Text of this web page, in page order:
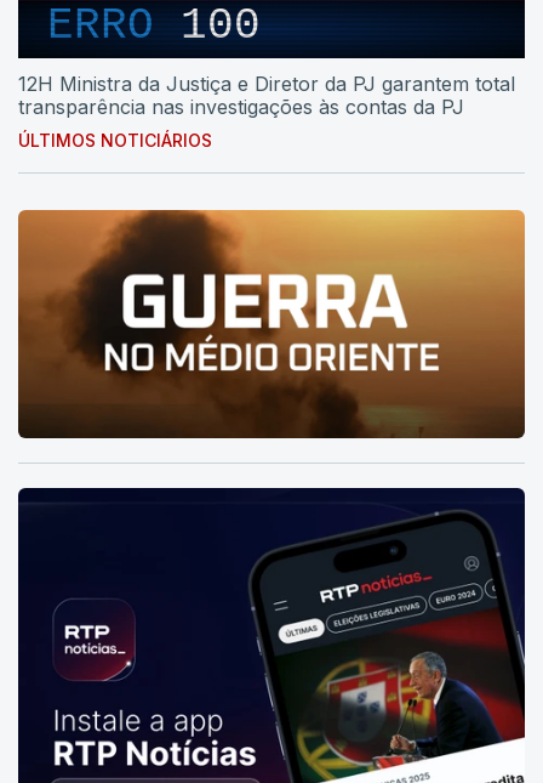
ERRO 100
12H Ministra da Justiça e Diretor da PJ garantem total
transparência nas investigações às contas da PJ
ÚLTIMOS NOTICIÁRIOS